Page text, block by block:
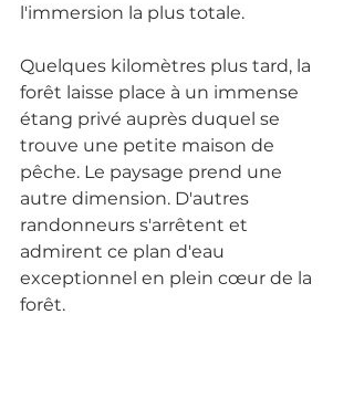
l'immersion la plus totale.
Quelques kilomètres plus tard, la
forêt laisse place à un immense
étang privé auprès duquel se
trouve une petite maison de
pêche. Le paysage prend une
autre dimension. D'autres
randonneurs s'arrêtent et
admirent ce plan d'eau
exceptionnel en plein cœur de la
forêt.